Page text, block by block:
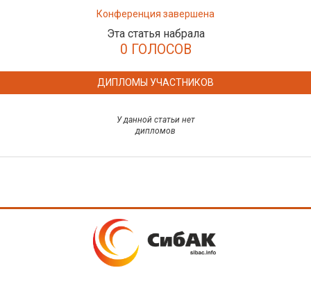
Конференция завершена
Эта статья набрала
0 ГОЛОСОВ
ДИПЛОМЫ УЧАСТНИКОВ
У данной статьи нет
дипломов